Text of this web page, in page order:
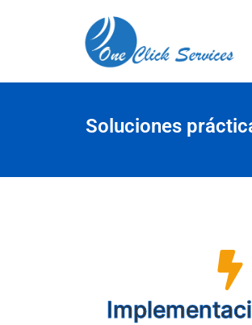
Soluciones